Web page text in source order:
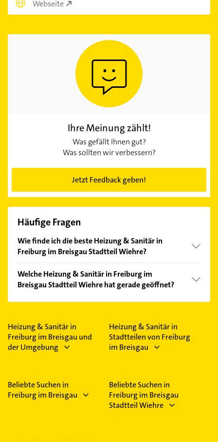
Webseite
Ihre Meinung zählt!
Was gefällt Ihnen gut?
Was sollten wir verbessern?
Jetzt Feedback geben!
Häufige Fragen
Wie finde ich die beste Heizung & Sanitär in
Freiburg im Breisgau Stadtteil Wiehre?
Kundenmeinungen und profitieren Sie von den
Empfehlungen. Die Suchergebnisse können Sie sich
einfach nachBewertungensortiert anzeigen lassen.
Welche Heizung & Sanitär in Freiburg im
Breisgau Stadtteil Wiehre hat gerade geöffnet?
Im Anbieter-Bereich finden Sie alleÖffnungszeiten.
Feiertagen abweichen können.
Heizung & Sanitär in
Freiburg im Breisgau und
der Umgebung
Heizung & Sanitär in
Stadtteilen von Freiburg
im Breisgau
Beliebte Suchen in
Freiburg im Breisgau
Beliebte Suchen in
Freiburg im Breisgau
Stadtteil Wiehre